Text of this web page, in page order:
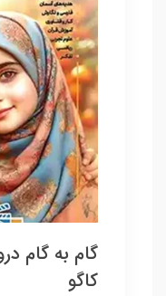
گام به گام
کاگو